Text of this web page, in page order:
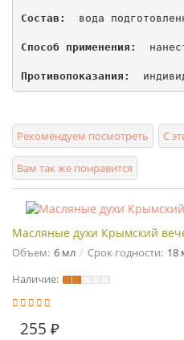
Состав: вода
Способ применения:
Противопоказания:
Рекомендуем посмотреть С
Вам так же понравится
Масляные духи Крымский
Объем: 6 мл Срок годности: 18
Наличие:
255 ₽